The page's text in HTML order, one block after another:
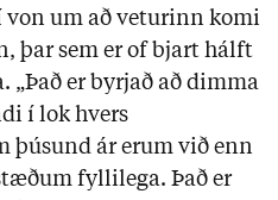
um að veturinn komi
þar sem er of bjart hálft
„Það er byrjað að dimma
í lok hvers
þúsund ár erum við enn
fyllilega. Það er